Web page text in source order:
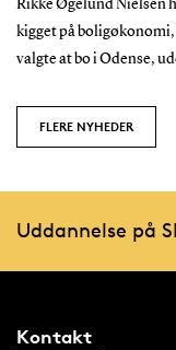
Rikke Øgelund Nielsen
kigget på boligøkonomi,
valgte at bo i Odense,
FLERE NYHEDER
Uddannelse på
Kontakt